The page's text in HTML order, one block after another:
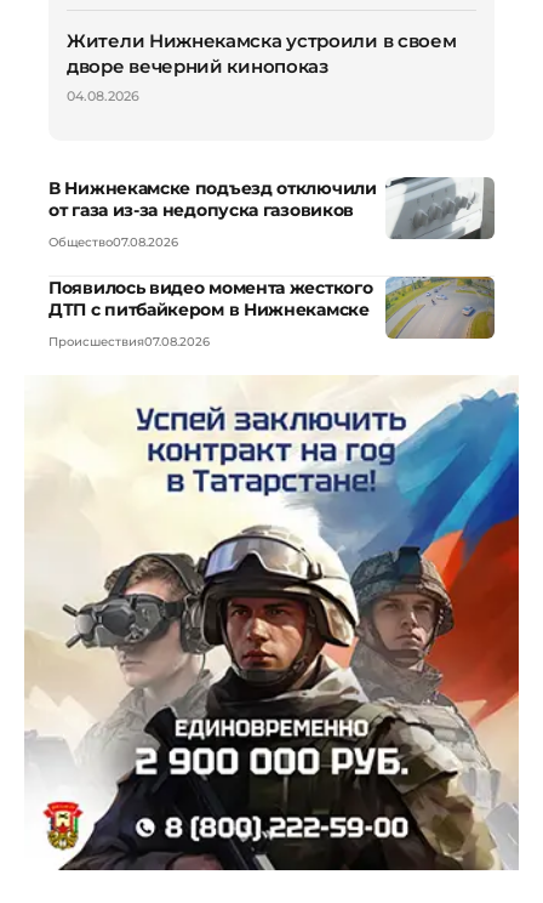
Жители Нижнекамска устроили в своем
дворе вечерний кинопоказ
04.08.2026
В Нижнекамске подъезд отключили
от газа из-за недопуска газовиков
Общество07.08.2026
Появилось видео момента жесткого
ДТП с питбайкером в Нижнекамске
Происшествия07.08.2026